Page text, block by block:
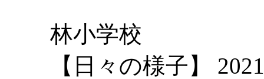
林小学校
【日々の様子】